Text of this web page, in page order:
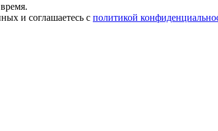
и соглашаетесь с политикой